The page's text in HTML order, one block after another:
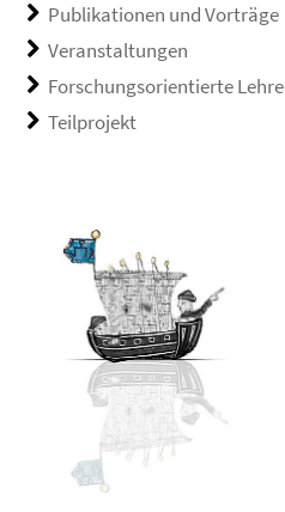
Publikationen und Vorträge
Veranstaltungen
Forschungsorientierte Lehre
Teilprojekt